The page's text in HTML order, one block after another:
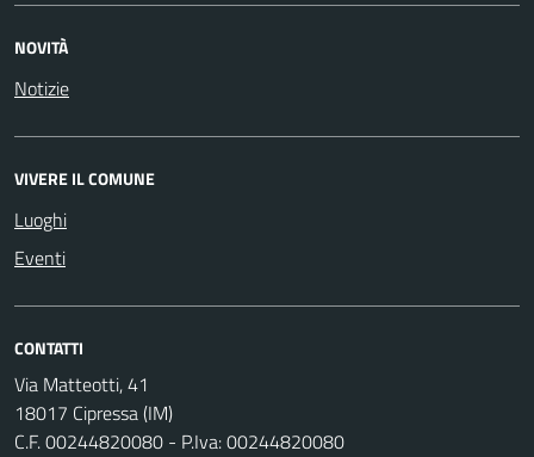
NOVITÀ
Notizie
VIVERE IL COMUNE
Luoghi
Eventi
CONTATTI
Via Matteotti, 41
18017 Cipressa (IM)
C.F. 00244820080 - P.Iva: 00244820080